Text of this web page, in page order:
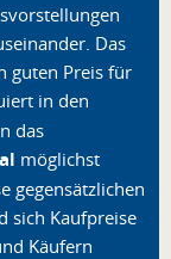
Das
guten Preis für
in den
das
möglichst
gegensätzlichen
sich Kaufpreise
Käufern